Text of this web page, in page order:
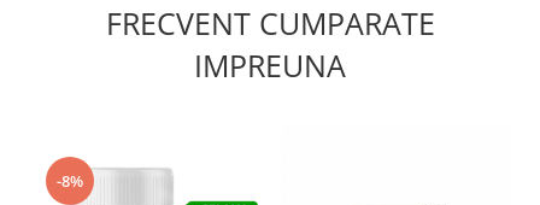
FRECVENT CUMPARATE
IMPREUNA
-8%